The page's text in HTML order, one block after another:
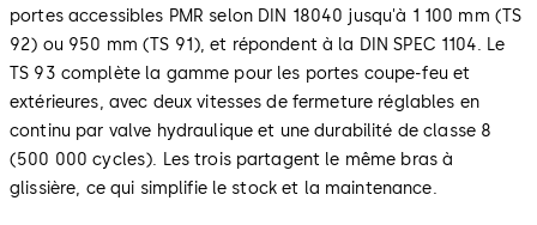
portes accessibles PMR selon DIN 18040 jusqu'à 1 100 mm (TS
92) ou 950 mm (TS 91), et répondent à la DIN SPEC 1104. Le
TS 93 complète la gamme pour les portes coupe-feu et
extérieures, avec deux vitesses de fermeture réglables en
continu par valve hydraulique et une durabilité de classe 8
(500 000 cycles). Les trois partagent le même bras à
glissière, ce qui simplifie le stock et la maintenance.